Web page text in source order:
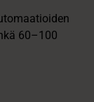
60–100